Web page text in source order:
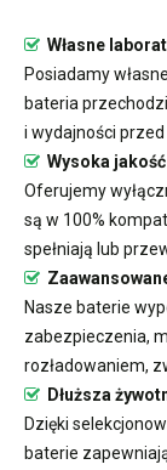
Własne
Posiadamy
bateria
i wydajności
Wysoka
Oferujemy
są w 100%
spełniają lub
Nasze baterie
zabezpieczenia,
rozładowaniem,
Dłuższa
Dzięki
baterie